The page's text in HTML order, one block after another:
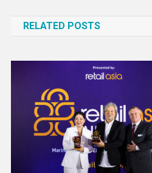
RELATED POSTS